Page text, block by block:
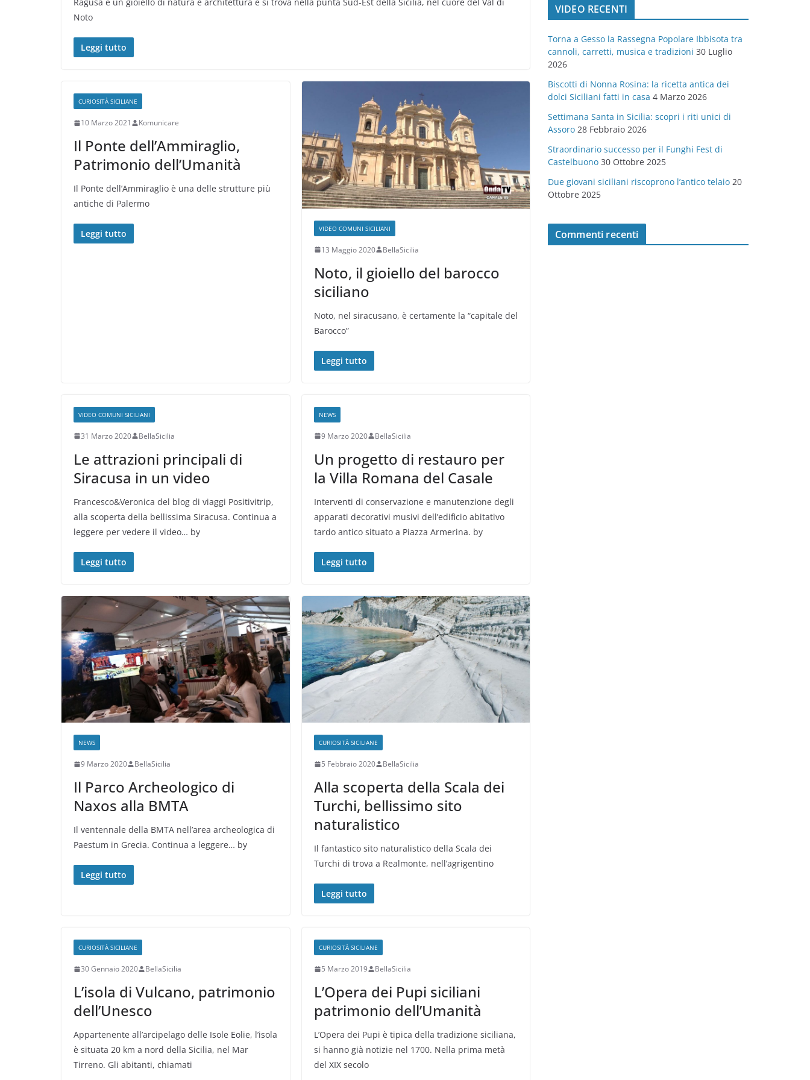
Noto
Leggi tutto
CURIOSITÀ SICILIANE
10 Marzo 2021 Komunicare
Il Ponte dell’Ammiraglio,
Patrimonio dell’Umanità
Il Ponte dell’Ammiraglio è una delle strutture più
antiche di Palermo
Leggi tutto VIDEO COMUNI SICILIANI
13 Maggio 2020 BellaSicilia
Noto, il gioiello del barocco
siciliano
Noto, nel siracusano, è certamente la “capitale del
Barocco”
Leggi tutto
VIDEO COMUNI SICILIANI
31 Marzo 2020 BellaSicilia
Le attrazioni principali di
Siracusa in un video
Francesco&Veronica del blog di viaggi Positivitrip,
alla scoperta della bellissima Siracusa. Continua a
leggere per vedere il video… by
Leggi tutto
NEWS
9 Marzo 2020 BellaSicilia
Un progetto di restauro per
la Villa Romana del Casale
Interventi di conservazione e manutenzione degli
apparati decorativi musivi dell’edificio abitativo
tardo antico situato a Piazza Armerina. by
Leggi tutto
NEWS
9 Marzo 2020 BellaSicilia
Il Parco Archeologico di
Naxos alla BMTA
Il ventennale della BMTA nell’area archeologica di
Paestum in Grecia. Continua a leggere… by
Leggi tutto
CURIOSITÀ SICILIANE
5 Febbraio 2020 BellaSicilia
Alla scoperta della Scala dei
Turchi, bellissimo sito
naturalistico
Il fantastico sito naturalistico della Scala dei
Turchi di trova a Realmonte, nell’agrigentino
Leggi tutto
CURIOSITÀ SICILIANE
30 Gennaio 2020 BellaSicilia
L’isola di Vulcano, patrimonio
dell’Unesco
Appartenente all’arcipelago delle Isole Eolie, l’isola
è situata 20 km a nord della Sicilia, nel Mar
Tirreno. Gli abitanti, chiamati
CURIOSITÀ SICILIANE
5 Marzo 2019 BellaSicilia
L’Opera dei Pupi siciliani
patrimonio dell’Umanità
L’Opera dei Pupi è tipica della tradizione siciliana,
si hanno già notizie nel 1700. Nella prima metà
del XIX secolo
o
r
e
VIDEO RECENTI
Torna a Gesso la Rassegna Popolare Ibbisota tra
cannoli, carretti, musica e tradizioni 30 Luglio
2026
Biscotti di Nonna Rosina: la ricetta antica dei
dolci Siciliani fatti in casa 4 Marzo 2026
Settimana Santa in Sicilia: scopri i riti unici di
Assoro 28 Febbraio 2026
Straordinario successo per il Funghi Fest di
Castelbuono 30 Ottobre 2025
Due giovani siciliani riscoprono l’antico telaio 20
Ottobre 2025
Commenti recenti